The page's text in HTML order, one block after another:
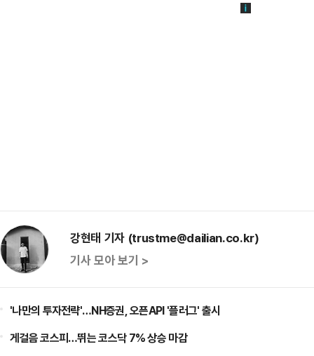
강현태 기자 (trustme@dailian.co.kr)
기사 모아 보기 >
'나만의 투자전략'…NH증권, 오픈API '플러그' 출시
게걸음 코스피…뛰는 코스닥 7% 상승 마감